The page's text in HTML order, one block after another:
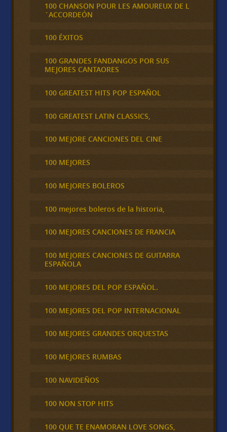
100 CHANSON POUR LES AMOUREUX DE L
´ACCORDEÓN
100 ÉXITOS
100 GRANDES FANDANGOS POR SUS
MEJORES CANTAORES
100 GREATEST HITS POP ESPAÑOL
100 GREATEST LATIN CLASSICS,
100 MEJORE CANCIONES DEL CINE
100 MEJORES
100 MEJORES BOLEROS
100 mejores boleros de la historia,
100 MEJORES CANCIONES DE FRANCIA
100 MEJORES CANCIONES DE GUITARRA
ESPAÑOLA
100 MEJORES DEL POP ESPAÑOL.
100 MEJORES DEL POP INTERNACIONAL
100 MEJORES GRANDES ORQUESTAS
100 MEJORES RUMBAS
100 NAVIDEÑOS
100 NON STOP HITS
100 QUE TE ENAMORAN LOVE SONGS,